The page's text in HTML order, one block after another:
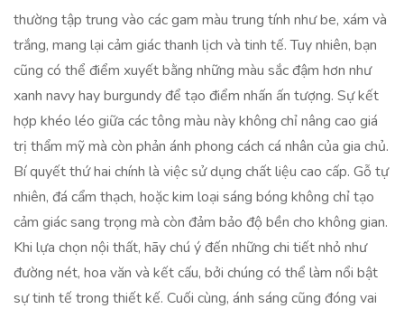
thường tập trung vào các gam màu trung tính như be, xám và
trắng, mang lại cảm giác thanh lịch và tinh tế. Tuy nhiên, bạn
cũng có thể điểm xuyết bằng những màu sắc đậm hơn như
xanh navy hay burgundy để tạo điểm nhấn ấn tượng. Sự kết
hợp khéo léo giữa các tông màu này không chỉ nâng cao giá
trị thẩm mỹ mà còn phản ánh phong cách cá nhân của gia chủ.
Bí quyết thứ hai chính là việc sử dụng chất liệu cao cấp. Gỗ tự
nhiên, đá cẩm thạch, hoặc kim loại sáng bóng không chỉ tạo
cảm giác sang trọng mà còn đảm bảo độ bền cho không gian.
Khi lựa chọn nội thất, hãy chú ý đến những chi tiết nhỏ như
đường nét, hoa văn và kết cấu, bởi chúng có thể làm nổi bật
sự tinh tế trong thiết kế. Cuối cùng, ánh sáng cũng đóng vai